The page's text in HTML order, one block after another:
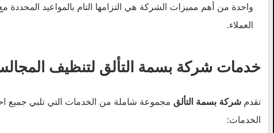
واحدة من أهم مميزات الشركة هي التزامها التام بالمواعيد المحددة
العملاء.
خدمات شركة بسمة التألق لتنظيف
تقدم شركة بسمة التألق مجموعة شاملة من الخدمات التي تلبي جميع
الخدمات: